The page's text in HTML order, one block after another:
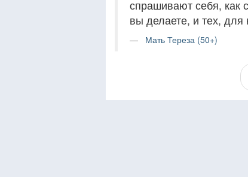
спрашивают себя, как
вы делаете, и тех, для
Мать Тереза (50+)